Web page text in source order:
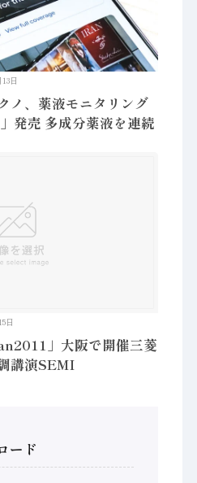
日
ノ、薬液モニタリング
発売 多成分薬液を連続
日
」大阪で開催三菱
講演SEMI
ード